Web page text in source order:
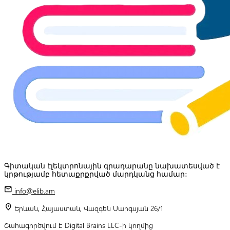
Գիտական էլեկտրոնային գրադարանը նախատեսված է
կրթությամբ հետաքրքրված մարդկանց համար:
mail info@elib.am
location_on Երևան, Հայաստան, Վազգեն Սարգսյան 26/1
Շահագործվում է Digital Brains LLC-ի կողմից